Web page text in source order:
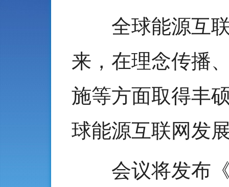
全球能源互联
来，在理念传播
施等方面取得丰
球能源互联网发
会议将发布《